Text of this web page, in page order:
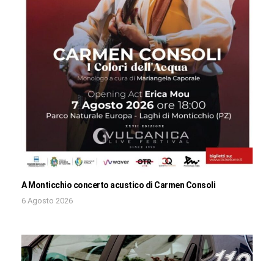
A Monticchio concerto acustico di Carmen Consoli
6 Agosto 2026